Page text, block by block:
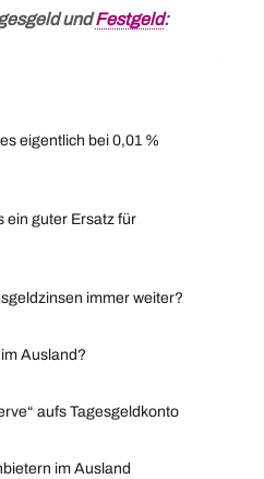
undFestgeld:
eigentlich bei 0,01 %
ein guter Ersatz für
immer weiter?
Ausland?
aufs Tagesgeldkonto
im Ausland